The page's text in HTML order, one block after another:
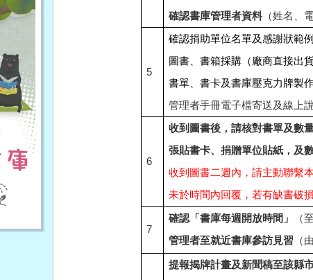
確認書庫管理者資料（姓名、
5
確認捐助單位名單及感謝狀範
圖書、書箱採購（廠商直接出
書單、書卡及書庫壓克力牌製
管理者手冊電子檔寄送及線上說
6
收到圖書後，請核對書單及數量
張貼書卡、捐贈單位貼紙，及數
收到圖書二週內，請主動聯繫本
未於時間內回覆，若有缺書破
7
確認「書庫每週開放時間」
（
管理者至就近書庫參訪見習 （
提報揭牌計畫及新聞稿至該縣市